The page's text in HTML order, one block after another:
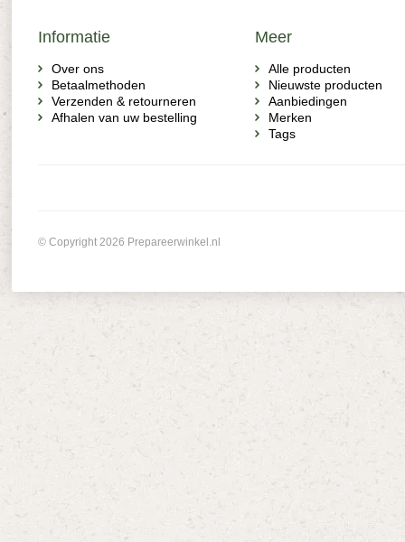
Informatie
Over ons
Betaalmethoden
Verzenden & retourneren
Afhalen van uw bestelling
Meer
Alle producten
Nieuwste producten
Aanbiedingen
Merken
Tags
© Copyright 2026 Prepareerwinkel.nl